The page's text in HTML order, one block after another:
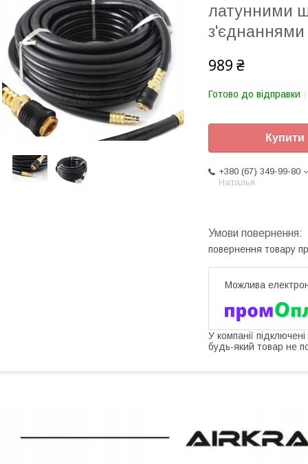
латунними
з'єднаннями
989 ₴
Готово до відправки
Купити
+380 (67) 349-99-80
Наталья
повернення товару
У компанії
будь-який товар не